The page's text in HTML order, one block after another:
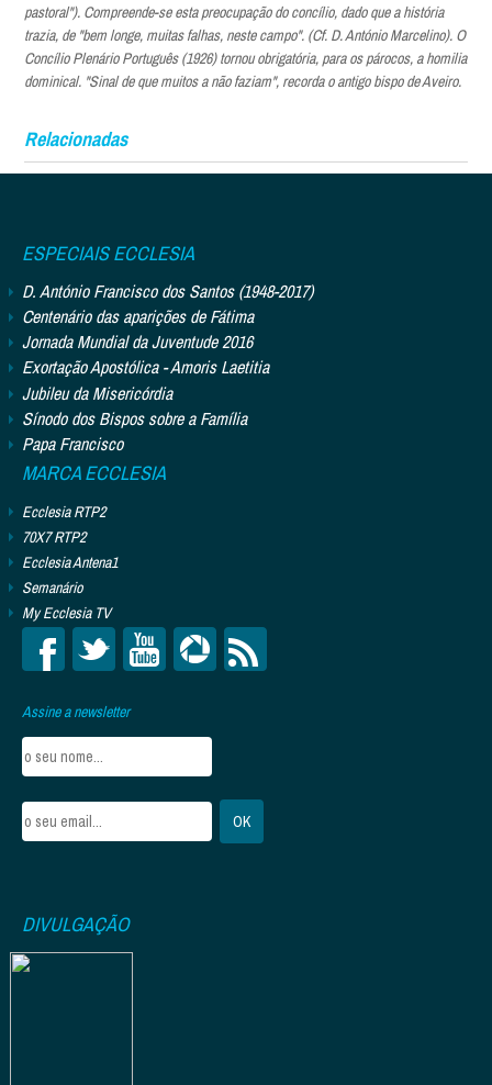
pastoral"). Compreende-se esta preocupação do concílio, dado que a história
trazia, de "bem longe, muitas falhas, neste campo". (Cf. D. António Marcelino). O
Concílio Plenário Português (1926) tornou obrigatória, para os párocos, a homilia
dominical. "Sinal de que muitos a não faziam", recorda o antigo bispo de Aveiro.
Relacionadas
ESPECIAIS ECCLESIA
D. António Francisco dos Santos (1948-2017)
Centenário das aparições de Fátima
Jornada Mundial da Juventude 2016
Exortação Apostólica - Amoris Laetitia
Jubileu da Misericórdia
Sínodo dos Bispos sobre a Família
Papa Francisco
MARCA ECCLESIA
Ecclesia RTP2
70X7 RTP2
Ecclesia Antena1
Semanário
My Ecclesia TV
Assine a newsletter
DIVULGAÇÃO